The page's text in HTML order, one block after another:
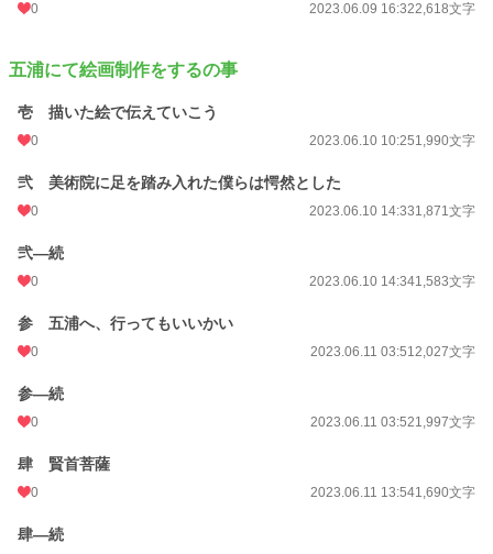
0 2023.06.09 16:322,618文字
五浦にて絵画制作をするの事
壱 描いた絵で伝えていこう
0 2023.06.10 10:251,990文字
弐 美術院に足を踏み入れた僕らは愕然とした
0 2023.06.10 14:331,871文字
弐―続
0 2023.06.10 14:341,583文字
参 五浦へ、行ってもいいかい
0 2023.06.11 03:512,027文字
参―続
0 2023.06.11 03:521,997文字
肆 賢首菩薩
0 2023.06.11 13:541,690文字
肆―続